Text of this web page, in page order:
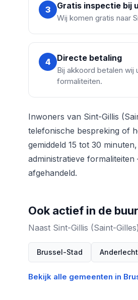
3 Gratis inspectie bij
Wij komen gratis naar
4 Directe betaling
Bij akkoord betalen wij
formaliteiten.
Inwoners van Sint-Gillis
telefonische bespreking of
gemiddeld 15 tot 30
administratieve
afgehandeld.
Ook actief in de
Naast Sint-Gillis (Saint-
Brussel-Stad Anderlecht
Bekijk alle gemeenten in